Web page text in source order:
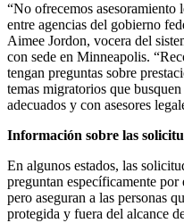
“No ofrecemos asesoramiento
entre agencias del gobierno
Aimee Jordon, vocera del
con sede en Minneapolis.
tengan preguntas sobre
temas migratorios que
adecuados y con asesores
Información sobre las
En algunos estados, las
preguntan específicamente
pero aseguran a las personas
protegida y fuera del alcance